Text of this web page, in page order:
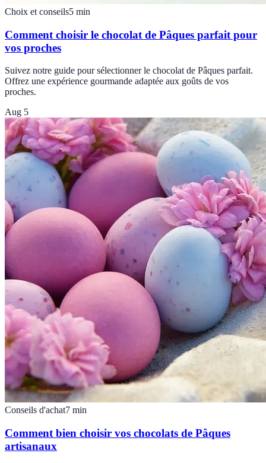
Choix et conseils5 min
Comment choisir le chocolat de Pâques parfait pour
vos proches
Suivez notre guide pour sélectionner le chocolat de Pâques parfait.
Offrez une expérience gourmande adaptée aux goûts de vos
proches.
Aug 5
Conseils d'achat7 min
Comment bien choisir vos chocolats de Pâques
artisanaux